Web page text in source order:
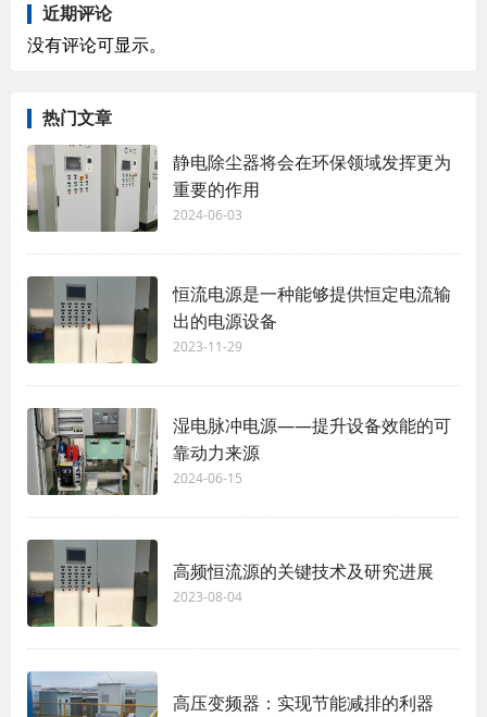
近期评论
没有评论可显示。
热门文章
静电除尘器将会在环保领域发挥更为
重要的作用
2024-06-03
恒流电源是一种能够提供恒定电流输
出的电源设备
2023-11-29
湿电脉冲电源——提升设备效能的可
靠动力来源
2024-06-15
高频恒流源的关键技术及研究进展
2023-08-04
高压变频器：实现节能减排的利器